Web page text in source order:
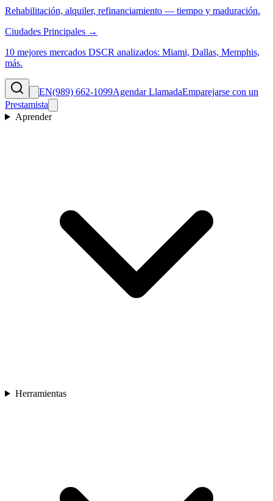
Rehabilitación, alquiler, refinanciamiento — tiempo y maduración.
Ciudades Principales →
10 mejores mercados DSCR analizados: Miami, Dallas, Memphis,
más.
EN(989) 662-1099Agendar LlamadaEmparejarse con un
Prestamista
Aprender
Herramientas